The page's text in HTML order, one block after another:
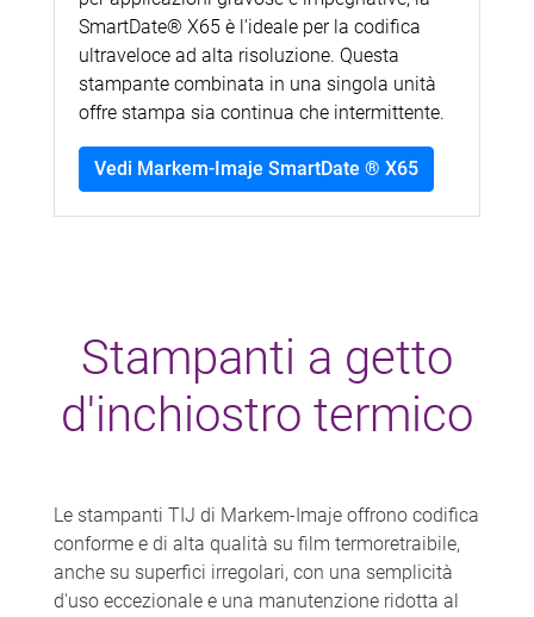
SmartDate® X65 è l'ideale per la codifica
ultraveloce ad alta risoluzione. Questa
stampante combinata in una singola unità
offre stampa sia continua che intermittente.
Vedi Markem-Imaje SmartDate ® X65
Stampanti a getto
d'inchiostro termico
Le stampanti TIJ di Markem-Imaje offrono codifica
conforme e di alta qualità su film termoretraibile,
anche su superfici irregolari, con una semplicità
d'uso eccezionale e una manutenzione ridotta al